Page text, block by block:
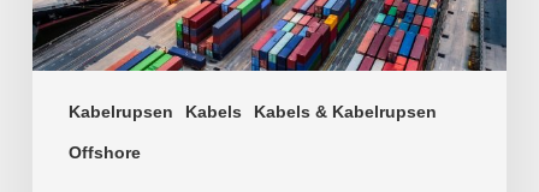
Kabelrupsen Kabels Kabels & Kabelrupsen
Offshore